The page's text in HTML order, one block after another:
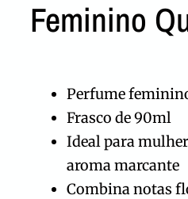
Feminino
Perfume
Frasco de 90ml
Ideal para
aroma marcante
Combina notas